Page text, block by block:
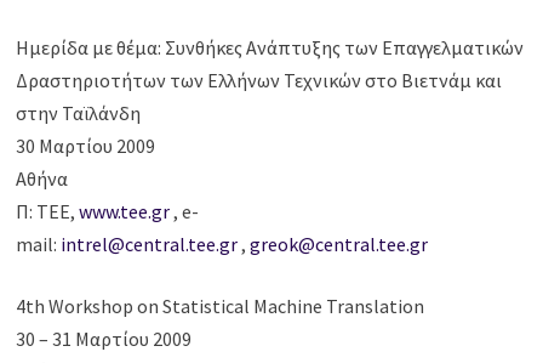
Ημερίδα με θέμα: Συνθήκες Ανάπτυξης των Επαγγελματικών
Δραστηριοτήτων των Ελλήνων Τεχνικών στο Βιετνάμ και
στην Ταϊλάνδη
30 Μαρτίου 2009
Αθήνα
Π: ΤΕΕ,www.tee.gr, e-
mail: intrel@central.tee.gr,greok@central.tee.gr
4th Workshop on Statistical Machine Translation
30 – 31 Μαρτίου 2009